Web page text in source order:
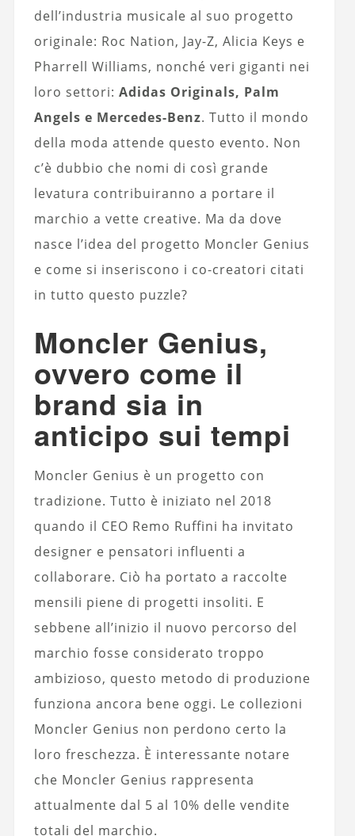
dell’industria musicale al suo progetto
originale: Roc Nation, Jay-Z, Alicia Keys e
Pharrell Williams, nonché veri giganti nei
loro settori: Adidas Originals, Palm
Angels e Mercedes-Benz. Tutto il mondo
della moda attende questo evento. Non
c’è dubbio che nomi di così grande
levatura contribuiranno a portare il
marchio a vette creative. Ma da dove
nasce l’idea del progetto Moncler Genius
e come si inseriscono i co-creatori citati
in tutto questo puzzle?
Moncler Genius,
ovvero come il
brand sia in
anticipo sui tempi
Moncler Genius è un progetto con
tradizione. Tutto è iniziato nel 2018
quando il CEO Remo Ruffini ha invitato
designer e pensatori influenti a
collaborare. Ciò ha portato a raccolte
mensili piene di progetti insoliti. E
sebbene all’inizio il nuovo percorso del
marchio fosse considerato troppo
ambizioso, questo metodo di produzione
funziona ancora bene oggi. Le collezioni
Moncler Genius non perdono certo la
loro freschezza. È interessante notare
che Moncler Genius rappresenta
attualmente dal 5 al 10% delle vendite
totali del marchio.